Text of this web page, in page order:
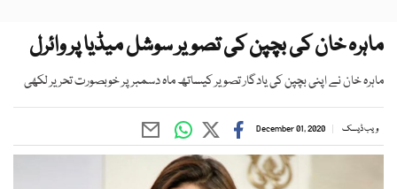
ماہرہ خان کی بچپن کی تصویر سوشل میڈیا پر وائرل
ماہرہ خان نے اپنی بچپن کی یادگار تصویر کیساتھ ماہ دسمبر پر خوبصورت تحریر لکھی
ویب ڈیسک December 01, 2020